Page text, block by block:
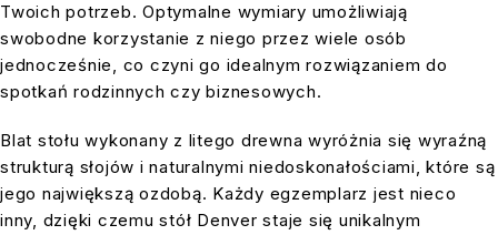
Twoich potrzeb. Optymalne wymiary umożliwiają
swobodne korzystanie z niego przez wiele osób
jednocześnie, co czyni go idealnym rozwiązaniem do
spotkań rodzinnych czy biznesowych.
Blat stołu wykonany z litego drewna wyróżnia się wyraźną
strukturą słojów i naturalnymi niedoskonałościami, które są
jego największą ozdobą. Każdy egzemplarz jest nieco
inny, dzięki czemu stół Denver staje się unikalnym